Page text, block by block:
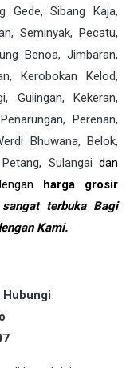
Gede, Sibang Kaja,
Seminyak, Pecatu,
Benoa, Jimbaran,
Kerobokan Kelod,
Gulingan, Kekeran,
Perenan,
Bhuwana, Belok,
Sulangai dan
harga grosir
terbuka Bagi
Kami.
Hubungi